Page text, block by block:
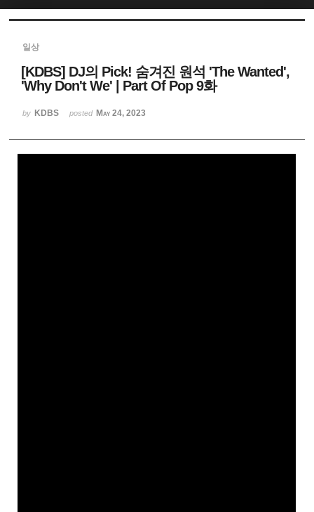
일상
[KDBS] DJ의 Pick! 숨겨진 원석 'The Wanted',
'Why Don't We' | Part Of Pop 9화
by KDBS posted May 24, 2023
Sketchbook5, 스케치북5
Sketchbook5, 스케치북5